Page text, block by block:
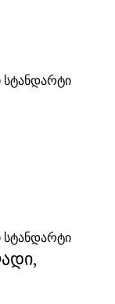
სტანდარტი
სტანდარტი